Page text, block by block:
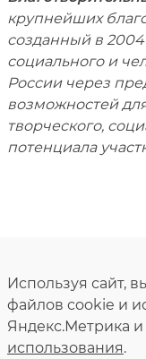
крупнейших
созданный в
социального и
России через
возможностей
творческого,
потенциала
Используя сайт,
файлов cookie и
Яндекс.Метрика и
использования.